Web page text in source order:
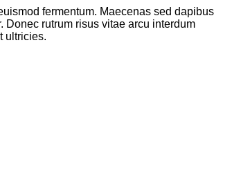
fermentum. Maecenas sed dapibus
rutrum risus vitae arcu interdum
ultricies.